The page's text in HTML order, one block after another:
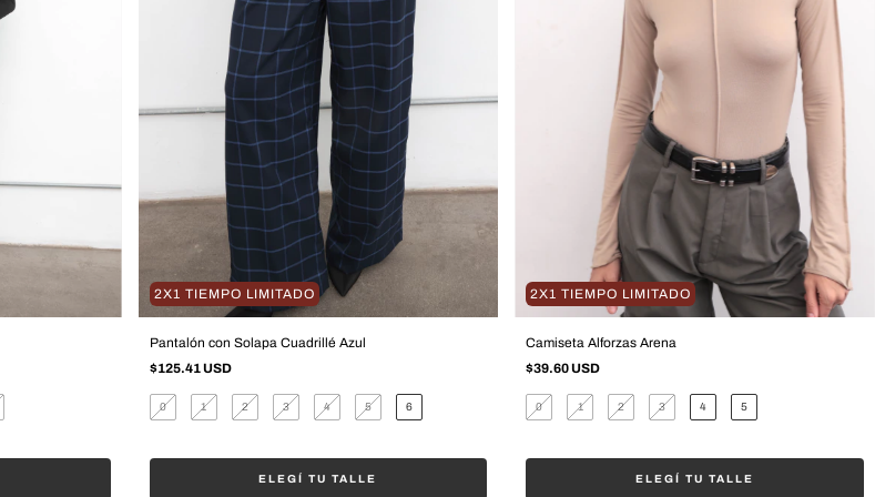
2X1 TIEMPO LIMITADO
Pantalón con Solapa Cuadrillé Azul
$125.41 USD
0 1 2 3 4 5 6
ELEGÍ TU TALLE
2X1 TIEMPO LIMITADO
Camiseta Alforzas Arena
$39.60 USD
0 1 2 3 4 5
ELEGÍ TU TALLE